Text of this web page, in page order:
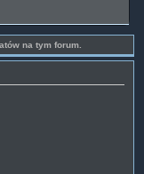
na tym forum.